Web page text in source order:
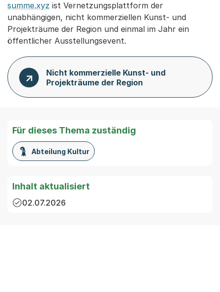
summe.xyz ist Vernetzungsplattform der
unabhängigen, nicht kommerziellen Kunst- und
Projekträume der Region und einmal im Jahr ein
öffentlicher Ausstellungsevent.
Nicht kommerzielle Kunst- und
Projekträume der Region
Für dieses Thema zuständig
Abteilung Kultur
Inhalt aktualisiert
02.07.2026